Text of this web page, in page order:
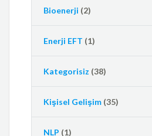
Bioenerji (2)
Enerji EFT (1)
Kategorisiz (38)
Kişisel Gelişim (35)
NLP (1)